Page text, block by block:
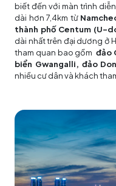
biết đến với màn trình
dài hơn 7,4km từ
thành phố Centum (U-
dài nhất trên đại dương ở
tham quan bao gồm đảo
biển Gwangalli, đảo
nhiều cư dân và khách